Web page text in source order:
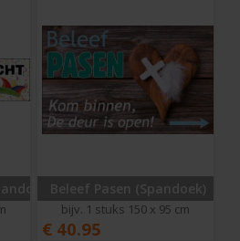
Beleef Pasen (Spandoek)
bijv. 1 stuks 150 x 95 cm
€ 40.95